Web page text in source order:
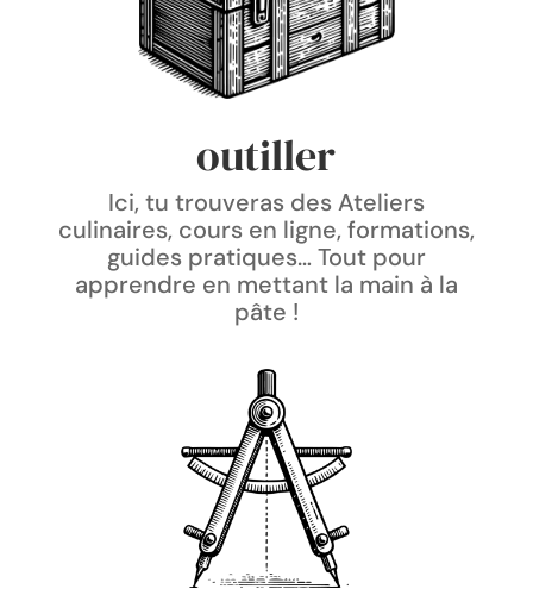
outiller
Ici, tu trouveras des Ateliers
culinaires, cours en ligne, formations,
guides pratiques… Tout pour
apprendre en mettant la main à la
pâte !